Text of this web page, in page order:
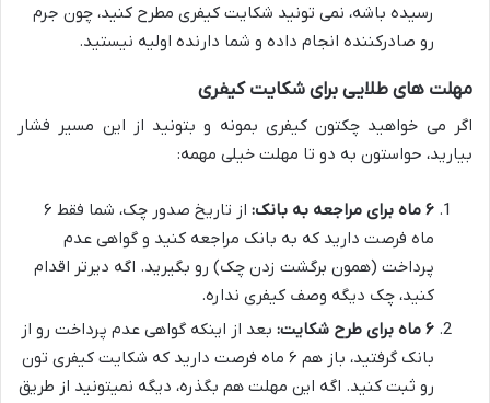
رسیده باشه، نمی تونید شکایت کیفری مطرح کنید، چون جرم
رو صادرکننده انجام داده و شما دارنده اولیه نیستید.
مهلت های طلایی برای شکایت کیفری
اگر می خواهید چکتون کیفری بمونه و بتونید از این مسیر فشار
بیارید، حواستون به دو تا مهلت خیلی مهمه:
۶ ماه برای مراجعه به بانک:
از تاریخ صدور چک، شما فقط ۶
ماه فرصت دارید که به بانک مراجعه کنید و گواهی عدم
پرداخت (همون برگشت زدن چک) رو بگیرید. اگه دیرتر اقدام
کنید، چک دیگه وصف کیفری نداره.
۶ ماه برای طرح شکایت:
بعد از اینکه گواهی عدم پرداخت رو از
بانک گرفتید، باز هم ۶ ماه فرصت دارید که شکایت کیفری تون
رو ثبت کنید. اگه این مهلت هم بگذره، دیگه نمیتونید از طریق